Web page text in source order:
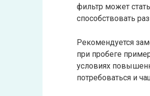
фильтр может
способствовать
Рекомендуется
при пробеге
условиях
потребоваться и